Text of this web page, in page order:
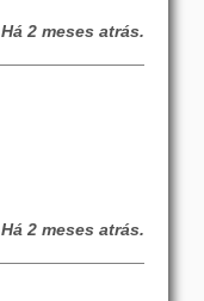
Há 2 meses atrás.
Há 2 meses atrás.